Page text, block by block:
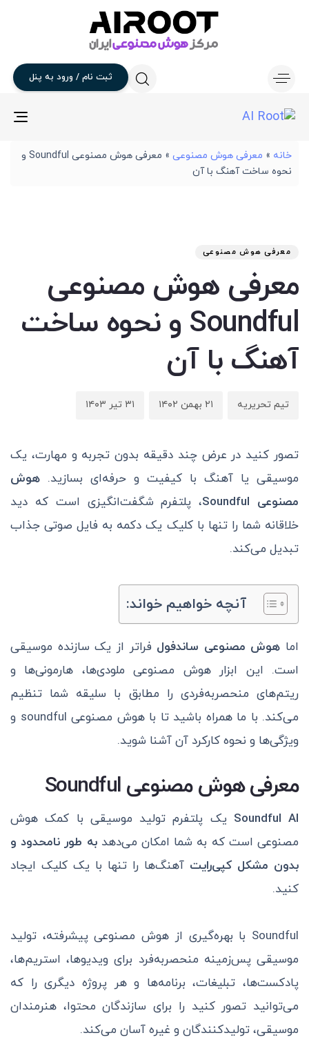
ثبت نام / ورود به پنل
خانه » معرفی هوش مصنوعی »
معرفی هوش مصنوعی Soundful و
نحوه ساخت آهنگ با آن
معرفی هوش مصنوعی
معرفی هوش مصنوعی
Soundful و نحوه ساخت
آهنگ با آن
تیم تحریریه ۲۱ بهمن ۱۴۰۲ ۳۱ تیر ۱۴۰۳
تصور کنید در عرض چند دقیقه بدون تجربه و مهارت، یک
موسیقی یا آهنگ با کیفیت و حرفه‌ای بسازید. هوش
مصنوعی Soundful، پلتفرم شگفت‌انگیزی است که دید
خلاقانه شما را تنها با کلیک یک دکمه به فایل صوتی جذاب
تبدیل می‌کند.
آنچه خواهیم خواند:
اما هوش مصنوعی ساندفول فراتر از یک سازنده موسیقی
است. این ابزار هوش مصنوعی ملودی‌ها، هارمونی‌ها و
ریتم‌های منحصربه‌فردی را مطابق با سلیقه شما تنظیم
می‌کند. با ما همراه باشید تا با هوش مصنوعی soundful و
ویژگی‌ها و نحوه کارکرد آن آشنا شوید.
معرفی هوش مصنوعی Soundful
Soundful AI یک پلتفرم تولید موسیقی با کمک هوش
مصنوعی است که به شما امکان می‌دهدبه طور نامحدود و
بدون مشکل کپی‌رایت آهنگ‌ها را تنها با یک کلیک ایجاد
کنید.
Soundful با بهره‌گیری از هوش مصنوعی پیشرفته، تولید
موسیقی پس‌زمینه منحصربه‌فرد برای ویدیوها، استریم‌ها،
پادکست‌ها، تبلیغات، برنامه‌ها و هر پروژه دیگری را که
می‌توانید تصور کنید را برای سازندگان محتوا، هنرمندان
موسیقی، تولیدکنندگان و غیره آسان می‌کند.